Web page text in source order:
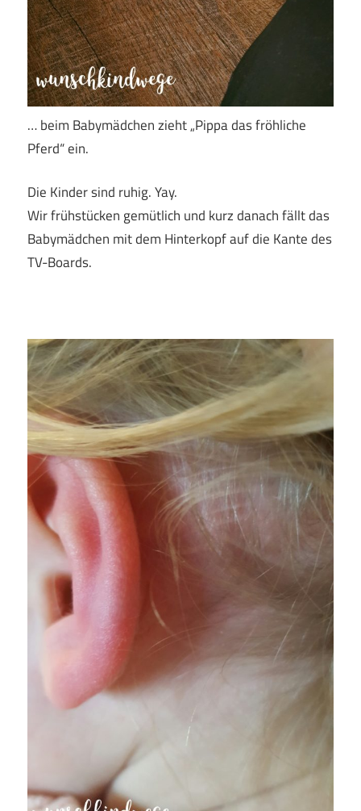
… beim Babymädchen zieht „Pippa das fröhliche
Pferd“ ein.
Die Kinder sind ruhig. Yay.
Wir frühstücken gemütlich und kurz danach fällt das
Babymädchen mit dem Hinterkopf auf die Kante des
TV-Boards.